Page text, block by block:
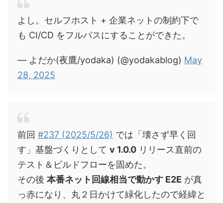
よし。セルフホスト + 企業ネットの制約下で
も CI/CD をフルパスにすることができた。
— よだか(夜鷹/yodaka) (@yodakablog) May
28, 2025
前回 #237 (2025/5/26) では「壊さず早く回
す」基盤づくりとして v 1.0.0 リリース直前の
テスト＆ビルドフローを固めた。
その後 本番ネット回線相当で動かす E2E が真
っ赤になり、丸２日かけて緑化したので経緯と